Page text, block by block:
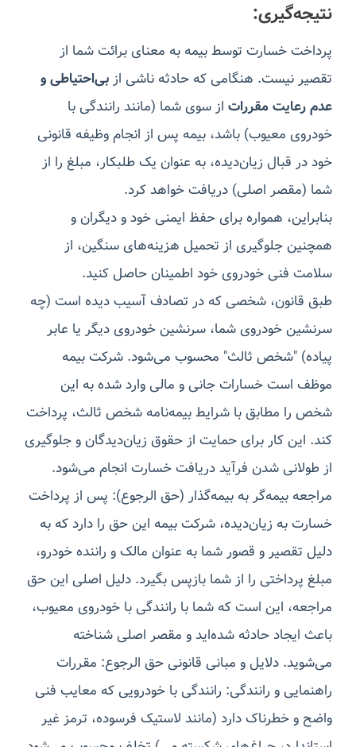
نتیجه‌گیری:
پرداخت خسارت توسط بیمه به معنای برائت شما از
تقصیر نیست. هنگامی که حادثه ناشی ازبی‌احتیاطی و
عدم رعایت مقررات از سوی شما (مانند رانندگی با
خودروی معیوب) باشد، بیمه پس از انجام وظیفه قانونی
خود در قبال زیان‌دیده، به عنوان یک طلبکار، مبلغ را از
شما (مقصر اصلی) دریافت خواهد کرد.
بنابراین، همواره برای حفظ ایمنی خود و دیگران و
همچنین جلوگیری از تحمیل هزینه‌های سنگین، از
سلامت فنی خودروی خود اطمینان حاصل کنید.
طبق قانون، شخصی که در تصادف آسیب دیده است (چه
سرنشین خودروی شما، سرنشین خودروی دیگر یا عابر
پیاده) "شخص ثالث" محسوب می‌شود. شرکت بیمه
موظف است خسارات جانی و مالی وارد شده به این
شخص را مطابق با شرایط بیمه‌نامه شخص ثالث، پرداخت
کند. این کار برای حمایت از حقوق زیان‌دیدگان و جلوگیری
از طولانی شدن فرآید دریافت خسارت انجام می‌شود.
مراجعه بیمه‌گر به بیمه‌گذار (حق الرجوع): پس از پرداخت
خسارت به زیان‌دیده، شرکت بیمه این حق را دارد که به
دلیل تقصیر و قصور شما به عنوان مالک و راننده خودرو،
مبلغ پرداختی را از شما بازپس بگیرد. دلیل اصلی این حق
مراجعه، این است که شما با رانندگی با خودروی معیوب،
باعث ایجاد حادثه شده‌اید و مقصر اصلی شناخته
می‌شوید. دلایل و مبانی قانونی حق الرجوع: مقررات
راهنمایی و رانندگی: رانندگی با خودرویی که معایب فنی
واضح و خطرناک دارد (مانند لاستیک فرسوده، ترمز غیر